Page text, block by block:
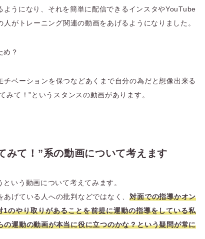
ようになり、それを簡単に配信できるインスタやYouTube
がトレーニング関連の動画をあげるようになりました。
め？
ベーションを保つなどあくまで自分の為だと想像出来る
みて！”というスタンスの動画があります。
みて！”系の動画について考えます
いう動画について考えてみます。
あげている人への批判などではなく、対面での指導かオン
のやり取りがあることを前提に運動の指導をしている私
の運動の動画が本当に役に立つのかな？という疑問が常に